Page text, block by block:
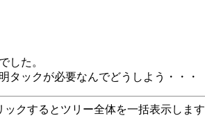
した。
タックが必要なんでどうしよう・・・
クするとツリー全体を一括表示します